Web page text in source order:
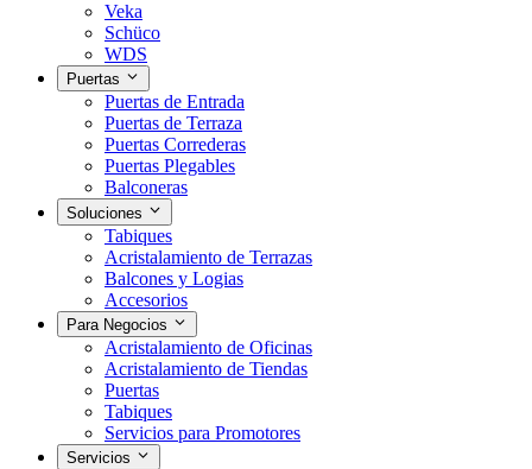
Veka
Schüco
WDS
Puertas
Puertas de Entrada
Puertas de Terraza
Puertas Correderas
Puertas Plegables
Balconeras
Soluciones
Tabiques
Acristalamiento de Terrazas
Balcones y Logias
Accesorios
Para Negocios
Acristalamiento de Oficinas
Acristalamiento de Tiendas
Puertas
Tabiques
Servicios para Promotores
Servicios